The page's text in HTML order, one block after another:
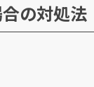
合の対処法